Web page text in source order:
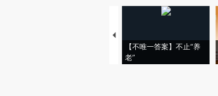
【不唯一答案】不止“养
老”